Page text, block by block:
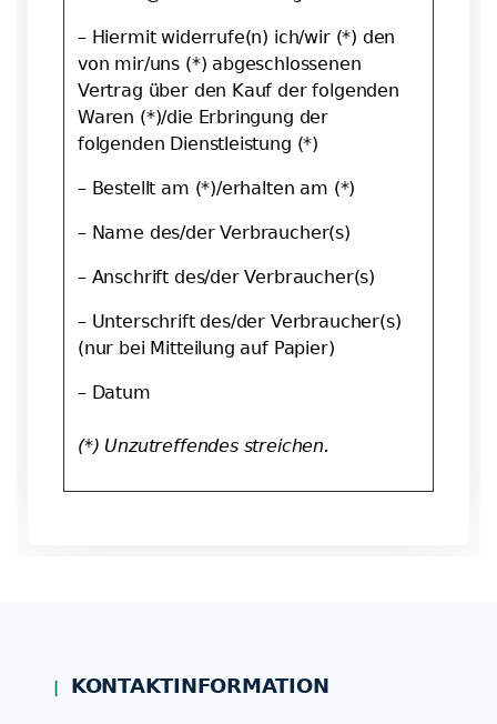
– Hiermit widerrufe(n) ich/wir (*) den
von mir/uns (*) abgeschlossenen
Vertrag über den Kauf der folgenden
Waren (*)/die Erbringung der
folgenden Dienstleistung (*)
– Bestellt am (*)/erhalten am (*)
– Name des/der Verbraucher(s)
– Anschrift des/der Verbraucher(s)
– Unterschrift des/der Verbraucher(s)
(nur bei Mitteilung auf Papier)
– Datum
(*) Unzutreffendes streichen.
KONTAKTINFORMATION